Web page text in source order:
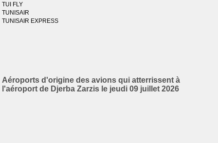
TUI FLY
TUNISAIR
TUNISAIR EXPRESS
Aéroports d'origine des avions qui atterrissent à
l'aéroport de Djerba Zarzis le jeudi 09 juillet 2026